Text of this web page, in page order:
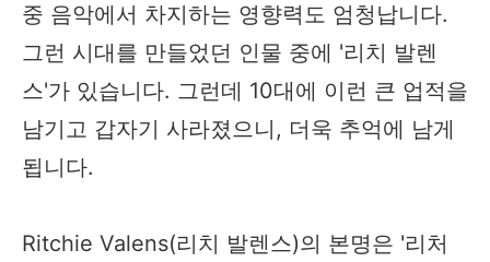
중 음악에서 차지하는 영향력도 엄청납니다.
그런 시대를 만들었던 인물 중에 '리치 발렌
스'가 있습니다. 그런데 10대에 이런 큰 업적을
남기고 갑자기 사라졌으니, 더욱 추억에 남게
됩니다.
Ritchie Valens(리치 발렌스)의 본명은 '리처